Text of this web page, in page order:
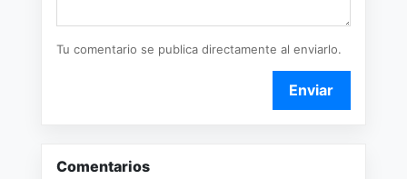
Tu comentario se publica directamente al enviarlo.
Enviar
Comentarios